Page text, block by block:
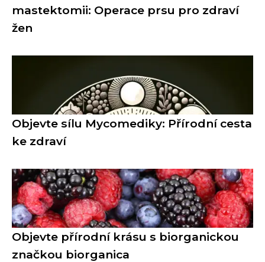
mastektomii: Operace prsu pro zdraví
žen
Objevte sílu Mycomediky: Přírodní cesta
ke zdraví
Objevte přírodní krásu s biorganickou
značkou biorganica